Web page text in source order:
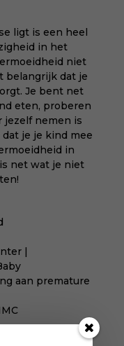
ligt is een heel
in het
niet
belangrijk dat je
Je bent net
eten, proberen
jezelf nemen is
je je kind mee
in
net wat je niet
|
aan premature